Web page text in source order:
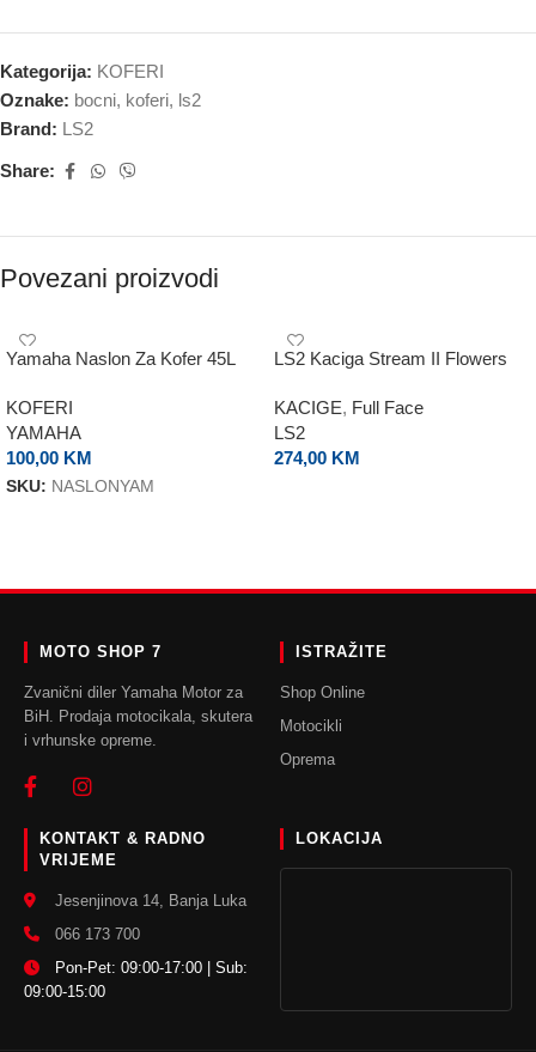
Kategorija: KOFERI
Oznake: bocni, koferi, ls2
Brand: LS2
Share:
Povezani proizvodi
Yamaha Naslon Za Kofer 45L
KOFERI
YAMAHA
100,00 KM
SKU: NASLONYAM
LS2 Kaciga Stream II Flowers
KACIGE, Full Face
LS2
274,00 KM
MOTO SHOP 7
Zvanični diler Yamaha Motor za
BiH. Prodaja motocikala, skutera
i vrhunske opreme.
ISTRAŽITE
Shop Online
Motocikli
Oprema
KONTAKT & RADNO
VRIJEME
Jesenjinova 14, Banja Luka
066 173 700
Pon-Pet: 09:00-17:00 | Sub:
09:00-15:00
LOKACIJA